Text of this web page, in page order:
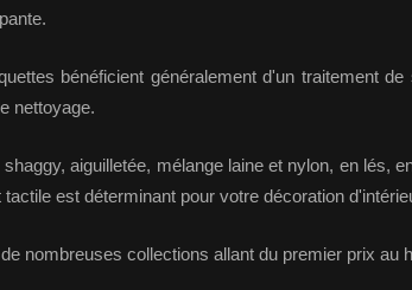
bénéficient généralement d'un traitement
nettoyage.
shaggy, aiguilletée, mélange laine et nylon, en lés,
tactile est déterminant pour votre décoration
nombreuses collections allant du premier prix au